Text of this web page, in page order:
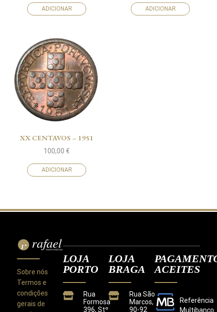
ADICIONAR ADICIONAR
XX CENTAVOS – 1951
100,00 €
ADICIONAR
Sobre nós
Termos e
condições
gerais de
LOJA
PORTO
Rua
Formosa
396, Stº
LOJA
BRAGA
Rua São
Marcos,
90-92
ACEITES
Referência
Multibanco